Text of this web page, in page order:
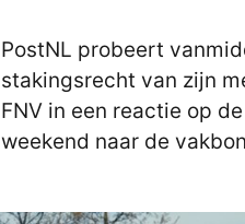
PostNL probeert
stakingsrecht van zijn
FNV in een reactie op
weekend naar de